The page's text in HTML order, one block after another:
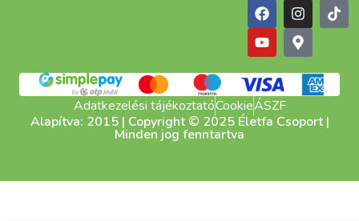
Adatkezelési tájékoztatóCookieÁSZF
Alapítva: 2015 | Copyright © 2025 Életfa Csoport |
Minden jog fenntartva